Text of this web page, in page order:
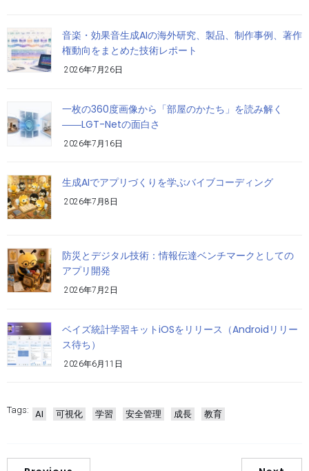
音楽・効果音生成AIの海外研究、製品、制作事例、著作
権動向をまとめた技術レポート
2026年7月26日
一枚の360度画像から「部屋のかたち」を読み解く
――LGT-Netの面白さ
2026年7月16日
生成AIでアプリづくりを学ぶバイブコーディング
2026年7月8日
防災とデジタル技術：情報伝達ベンチマークとしての
アプリ開発
2026年7月2日
ベイズ統計学習キットiOSをリリース（Androidリリー
ス待ち）
2026年6月11日
Tags: AI 可視化 学習 安全管理 成長 教育